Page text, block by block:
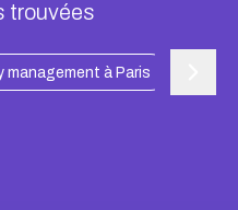
trouvées
à Paris